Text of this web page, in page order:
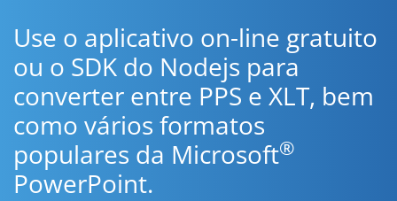
Use o aplicativo on-line gratuito
ou o SDK do Nodejs para
converter entre PPS e XLT, bem
como vários formatos
populares da Microsoft®
PowerPoint.